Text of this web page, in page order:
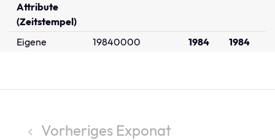
Attribute
(Zeitstempel)
Eigene
19840000 1984 1984
Vorheriges Exponat